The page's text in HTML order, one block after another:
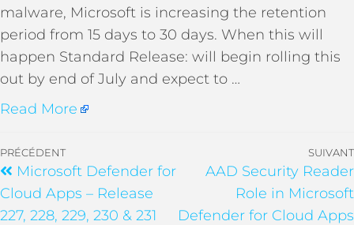
malware, Microsoft is increasing the retention
period from 15 days to 30 days. When this will
happen Standard Release: will begin rolling this
out by end of July and expect to …
Read More
PRÉCÉDENT
Microsoft Defender for
Cloud Apps – Release
227, 228, 229, 230 & 231
SUIVANT
AAD Security Reader
Role in Microsoft
Defender for Cloud Apps